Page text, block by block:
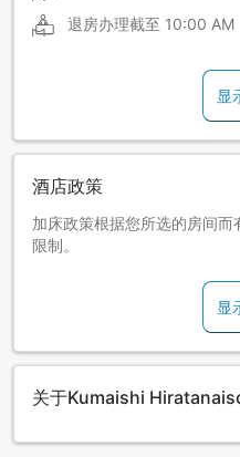
退房办理截至 10:00 AM
显
酒店政策
加床政策根据您所选的房间
限制。
显
关于Kumaishi